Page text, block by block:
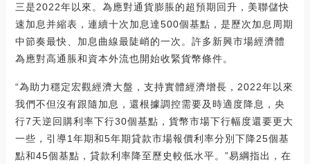
三是2022年以來。為應對通貨膨脹的超預期回升，美聯儲快
速加息并縮表，連續十次加息達500個基點，是歷次加息周期
中節奏最快、加息曲線最陡峭的一次。許多新興市場經濟體
為應對高通脹和資本外流也開始收緊貨幣條件。
“為助力穩定宏觀經濟大盤，支持實體經濟增長，2022年以來
我們不但沒有跟隨加息，還根據調控需要及時適度降息，央
行7天逆回購利率下行30個基點，貨幣市場下行幅度還要更大
一些，引導1年期和5年期貸款市場報價利率分別下降25個基
點和45個基點，貸款利率降至歷史較低水平。”易綱指出，在